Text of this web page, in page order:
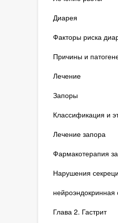
Диарея
Факторы риска
Причины и
Лечение
Запоры
Классификация и
Лечение запора
Фармакотерапия
Нарушения
нейроэндокринная
Глава 2. Гастрит